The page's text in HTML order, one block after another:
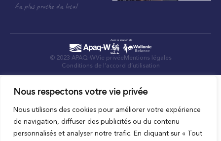
Nous respectons votre vie privée
Nous utilisons des cookies pour améliorer votre expérience
de navigation, diffuser des publicités ou du contenu
personnalisés et analyser notre trafic. En cliquant sur « Tout
Au plus proche du local
© 2023 APAQ-WVie privée Mentions légales
Conditions de l’accord d’utilisation